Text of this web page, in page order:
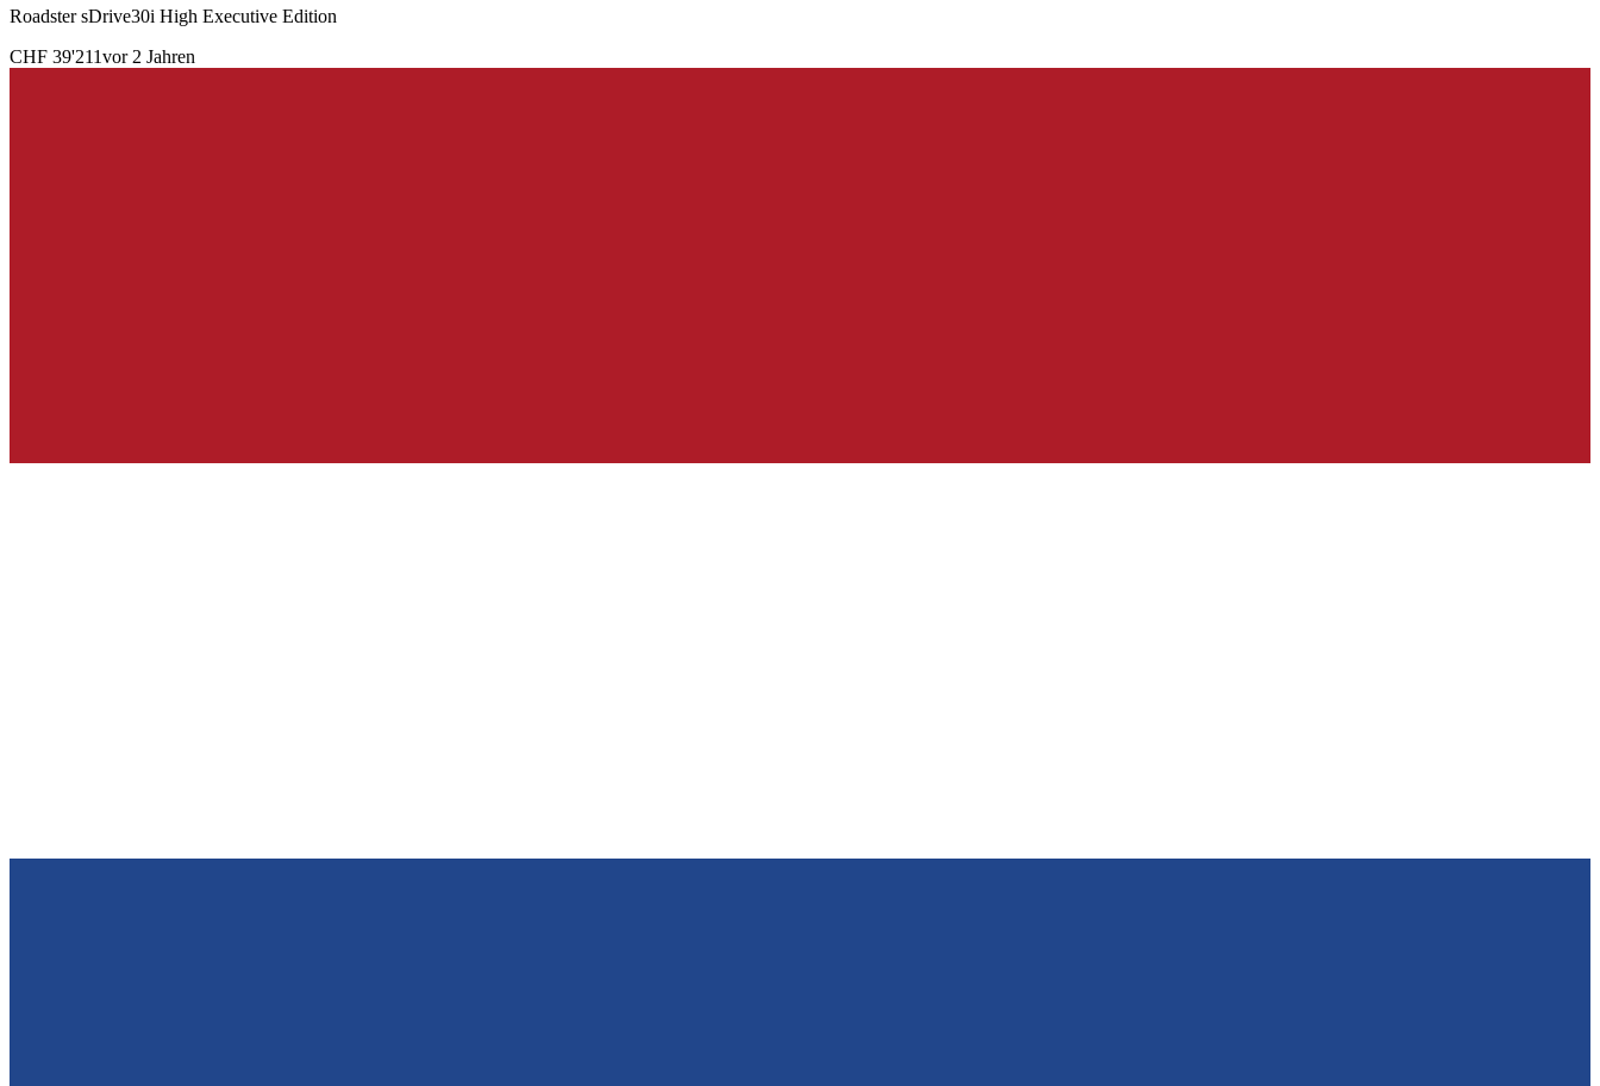
Roadster sDrive30i High Executive Edition
CHF 39'211vor 2 Jahren